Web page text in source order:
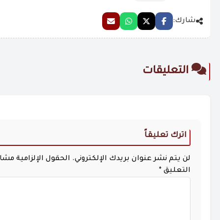
شارك:
التعليقات
اترك تعليقاً
لن يتم نشر عنوان بريدك الإلكتروني. الحقول الإلزامية
التعليق *